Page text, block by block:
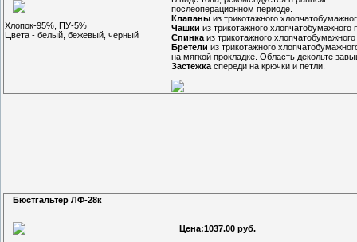
Хлопок-95%, ПУ-5%
Цвета - белый, бежевый, черный
послеоперационном периоде.
Клапаны из трикотажного
Чашки из трикотажного хлопчатобумажного
Спинка из трикотажного
Бретели из трикотажного
на мягкой прокладке. Область декольте
Застежка спереди на крючки и петли.
Бюстгальтер ЛФ-28к
Цена:1037.00 руб.